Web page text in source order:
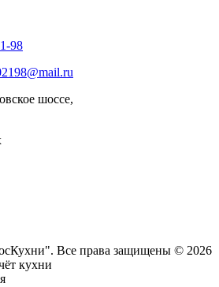
98
шоссе,
Все права защищены © 2026
кухни